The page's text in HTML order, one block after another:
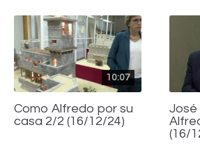
10:07
Como Alfredo por su
casa 2/2 (16/12/24)
José
(16/